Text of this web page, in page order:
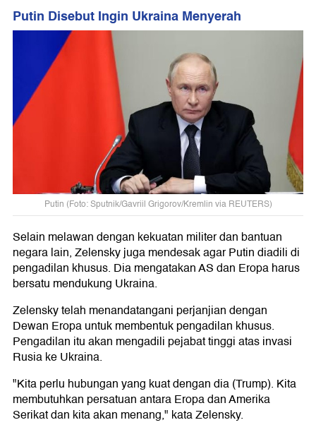
Putin Disebut Ingin Ukraina Menyerah
Putin (Foto: Sputnik/Gavriil Grigorov/Kremlin via REUTERS)
Selain melawan dengan kekuatan militer dan bantuan
negara lain, Zelensky juga mendesak agar Putin diadili di
pengadilan khusus. Dia mengatakan AS dan Eropa harus
bersatu mendukung Ukraina.
Zelensky telah menandatangani perjanjian dengan
Dewan Eropa untuk membentuk pengadilan khusus.
Pengadilan itu akan mengadili pejabat tinggi atas invasi
Rusia ke Ukraina.
"Kita perlu hubungan yang kuat dengan dia (Trump). Kita
membutuhkan persatuan antara Eropa dan Amerika
Serikat dan kita akan menang," kata Zelensky.